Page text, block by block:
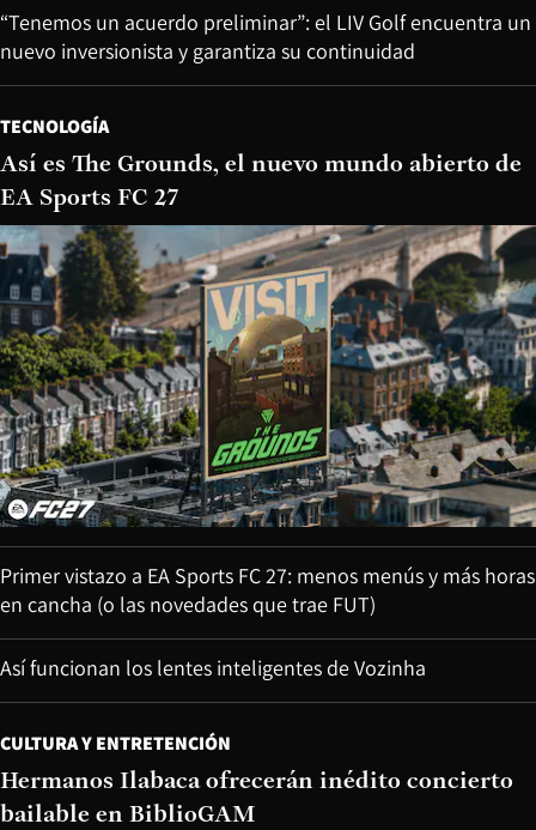
“Tenemos un acuerdo preliminar”: el LIV Golf encuentra un
nuevo inversionista y garantiza su continuidad
TECNOLOGÍA
Así es The Grounds, el nuevo mundo abierto de
EA Sports FC 27
Primer vistazo a EA Sports FC 27: menos menús y más horas
en cancha (o las novedades que trae FUT)
Así funcionan los lentes inteligentes de Vozinha
CULTURA Y ENTRETENCIÓN
Hermanos Ilabaca ofrecerán inédito concierto
bailable en BiblioGAM